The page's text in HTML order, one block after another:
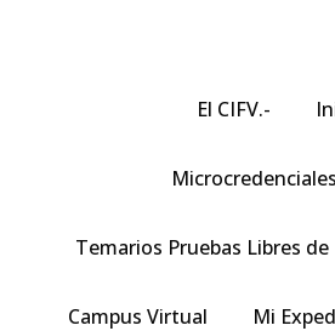
El CIFV.-
Temarios Pruebas Libres de
Campus Virtual Mi